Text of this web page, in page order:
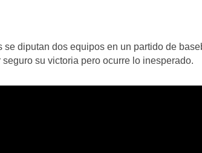
diputan dos equipos en un partido de
su victoria pero ocurre lo inesperado.